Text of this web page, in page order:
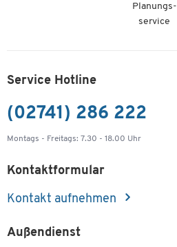
Planungs-
service
Service Hotline
(02741) 286 222
Montags - Freitags: 7.30 - 18.00 Uhr
Kontaktformular
Kontakt aufnehmen
Außendienst